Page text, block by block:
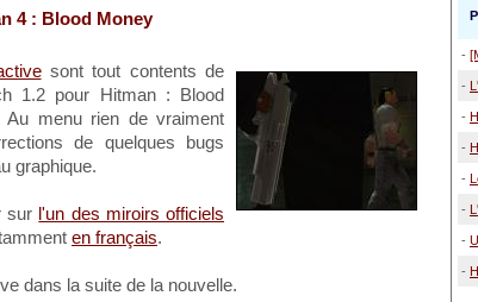
4 : Blood Money
sont tout contents de
1.2 pour Hitman : Blood
menu rien de vraiment
de quelques bugs
graphique.
sur l'un des miroirs officiels
en français.
dans la suite de la nouvelle.
-
-
-
-
-
-
-
-